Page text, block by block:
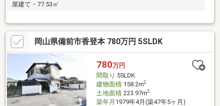
屋建て・77.53㎡
岡山県備前市香登本 780万円 5SLDK
780万円
間取り 5SLDK
建物面積158.2m2
土地面積223.97m2
築年月 1979年4月(築47年5ヶ月)